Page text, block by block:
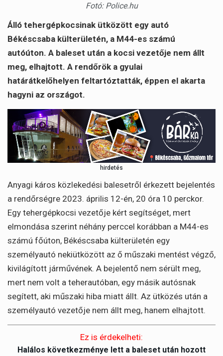
Fotó: Police.hu
Álló tehergépkocsinak ütközött egy autó
Békéscsaba külterületén, a M44-es számú
autóúton. A baleset után a kocsi vezetője nem állt
meg, elhajtott. A rendőrök a gyulai
határátkelőhelyen feltartóztatták, éppen el akarta
hagyni az országot.
hirdetés
Anyagi káros közlekedési balesetről érkezett bejelentés
a rendőrségre 2023. április 12-én, 20 óra 10 perckor.
Egy tehergépkocsi vezetője kért segítséget, mert
elmondása szerint néhány perccel korábban a M44-es
számú főúton, Békéscsaba külterületén egy
személyautó nekiütközött az ő műszaki mentést végző,
kivilágított járművének. A bejelentő nem sérült meg,
mert nem volt a teherautóban, egy másik autósnak
segített, aki műszaki hiba miatt állt. Az ütközés után a
személyautó vezetője nem állt meg, hanem elhajtott.
Ez is érdekelheti:
Halálos következménye lett a baleset után hozott